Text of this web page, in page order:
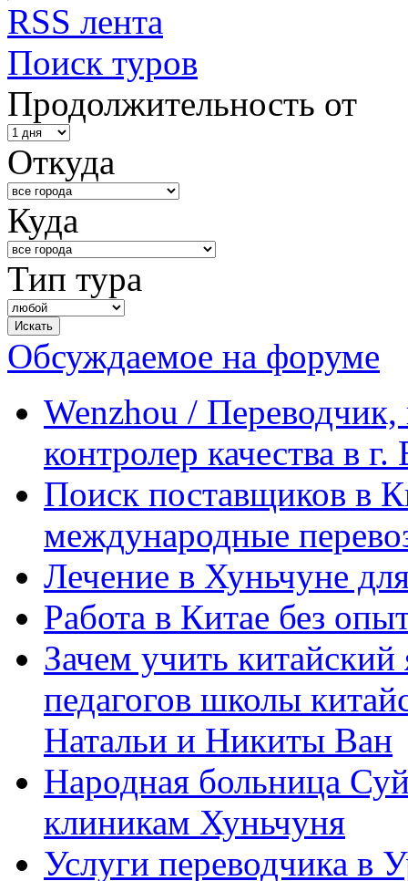
RSS лента
Поиск туров
Продолжительность от
Откуда
Куда
Тип тура
Обсуждаемое на форуме
Wenzhou / Переводчик,
контролер качества в
Поиск поставщиков в
международные
Лечение в Хуньчуне
Работа в Китае без
Зачем учить
педагогов школы
Натальи и Никиты Ван
Народная больница
клиникам Хуньчуня
Услуги переводчика в